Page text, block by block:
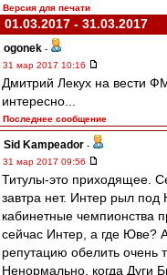
Версия для печати
01.03.2017 - 31.03.2017
ogonek -
31 мар 2017 10:16
Дмитрий Лекух на вести
интересно...
Последнее сообщение
Sid Kampeador -
31 мар 2017 09:56
Титулы-это приходящее.
завтра нет. Интер рыл
кабинетные чемпионства
сейчас Интер, а где Юве?
репутацию обелить очень
Ненормально, когда Дуги